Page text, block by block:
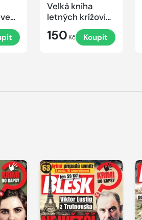
Velká kniha
letných krížoviek
s TV JOJ 2026
150 Kč Koupit